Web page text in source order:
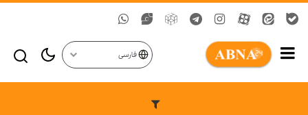
فارسی